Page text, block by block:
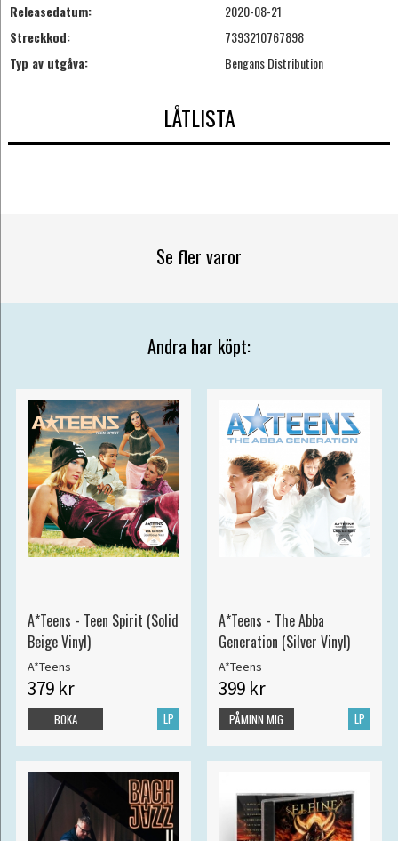
Releasedatum:
2020-08-21
Streckkod:
7393210767898
Typ av utgåva:
Bengans Distribution
LÅTLISTA
Se fler varor
Andra har köpt:
A*Teens - Teen Spirit (Solid
Beige Vinyl)
A*Teens
379 kr
LP
BOKA
A*Teens - The Abba
Generation (Silver Vinyl)
A*Teens
399 kr
LP
PÅMINN MIG